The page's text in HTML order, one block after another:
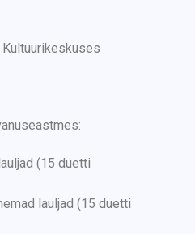
(15 duetti
lauljad (15 duetti